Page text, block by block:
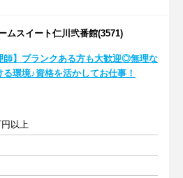
ムスイート仁川弐番館(3571)
師】ブランクある方も大歓迎◎無理な
る環境♪資格を活かしてお仕事！
円以上